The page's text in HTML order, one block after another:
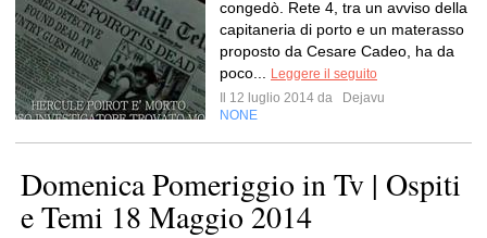
congedò. Rete 4, tra un avviso della
capitaneria di porto e un materasso
proposto da Cesare Cadeo, ha da
poco...
Leggere il seguito
Il 12 luglio 2014 da
Dejavu
NONE
Domenica Pomeriggio in Tv | Ospiti
e Temi 18 Maggio 2014